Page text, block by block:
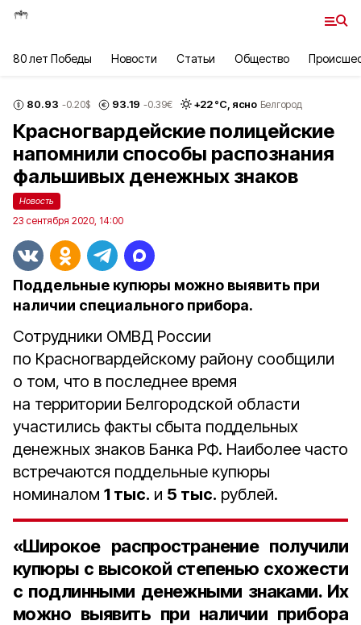
80 лет Победы Новости Статьи Общество
80.93 -0.20$ 93.19 -0.39€ +22°С, ясно Белгород
Красногвардейские полицейские
напомнили способы распознания
фальшивых денежных знаков
Новость
23 сентября 2020, 14:00
Поддельные купюры можно выявить при
наличии специального прибора.
Сотрудники ОМВД России
по Красногвардейскому району сообщили
о том, что в последнее время
на территории Белгородской области
участились факты сбыта поддельных
денежных знаков Банка РФ. Наиболее часто
встречаются поддельные купюры
номиналом 1 тыс. и 5 тыс. рублей.
«Широкое распространение получили
купюры с высокой степенью схожести
с подлинными денежными знаками. Их
можно выявить при наличии прибора